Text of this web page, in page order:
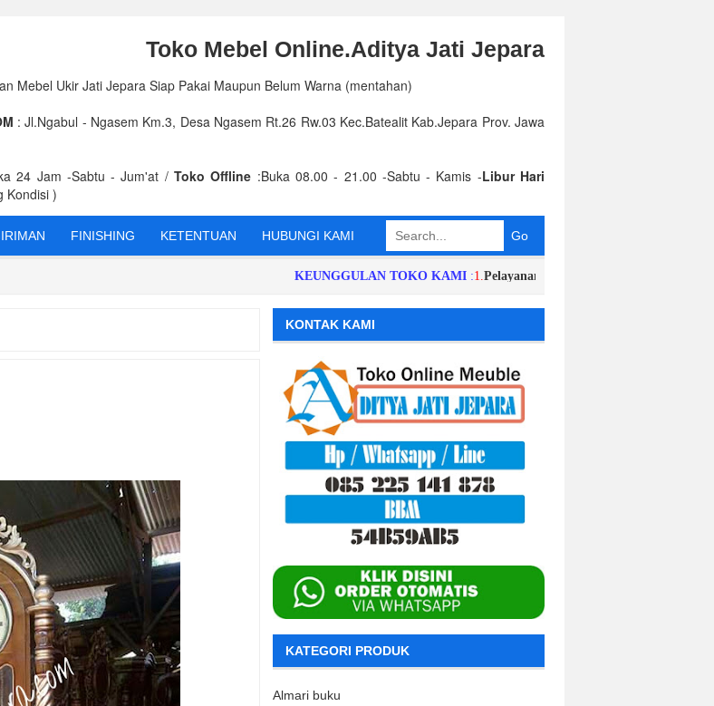
Toko Mebel Online.Aditya Jati Jepara
Mebel Ukir Jati Jepara Siap Pakai Maupun Belum Warna (mentahan)
: Jl.Ngabul - Ngasem Km.3, Desa Ngasem Rt.26 Rw.03 Kec.Batealit Kab.Jepara Prov. Jawa
24 Jam -Sabtu - Jum'at /Toko Offline :Buka 08.00 - 21.00 -Sabtu - Kamis -Libur Hari
Kondisi )
FINISHING KETENTUAN HUBUNGI KAMI
KEUNGGULAN TOKO KAMI :1.Pelayanan dan Respon Order
KONTAK KAMI
KATEGORI PRODUK
Almari buku